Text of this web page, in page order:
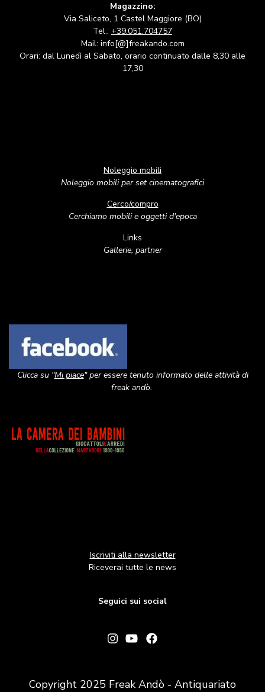
Magazzino:
Via Saliceto, 1 Castel Maggiore (BO)
Tel.: +39.051.704757
Mail: info[@]freakando.com
Orari: dal Lunedì al Sabato, orario continuato dalle 8,30 alle
17,30
Noleggio mobili
Noleggio mobili per set cinematografici
Cerco/compro
Cerchiamo mobili e oggetti d'epoca
Links
Gallerie, partner
Clicca su "Mi piace" per essere tenuto informato delle attività di
freak andò.
Image
Iscriviti alla newsletter
Riceverai tutte le news
Seguici sui social
Copyright 2025 Freak Andò - Antiquariato